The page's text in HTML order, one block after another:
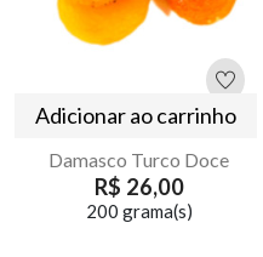
Adicionar ao carrinho
Damasco Turco Doce
R$ 26,00
200 grama(s)